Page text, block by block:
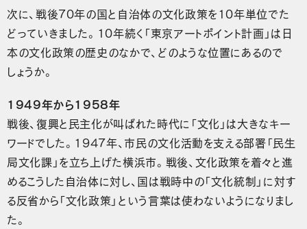
次に、戦後70年の国と自治体の文化政策を10年単位でた
どっていきました。10年続く「東京アートポイント計画」は日
本の文化政策の歴史のなかで、どのような位置にあるので
しょうか。
1949年から1958年
戦後、復興と民主化が叫ばれた時代に「文化」は大きなキー
ワードでした。1947年、市民の文化活動を支える部署「民生
局文化課」を立ち上げた横浜市。戦後、文化政策を着々と進
めるこうした自治体に対し、国は戦時中の「文化統制」に対す
る反省から「文化政策」という言葉は使わないようになりまし
た。